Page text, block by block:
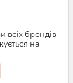
всіх брендів
на